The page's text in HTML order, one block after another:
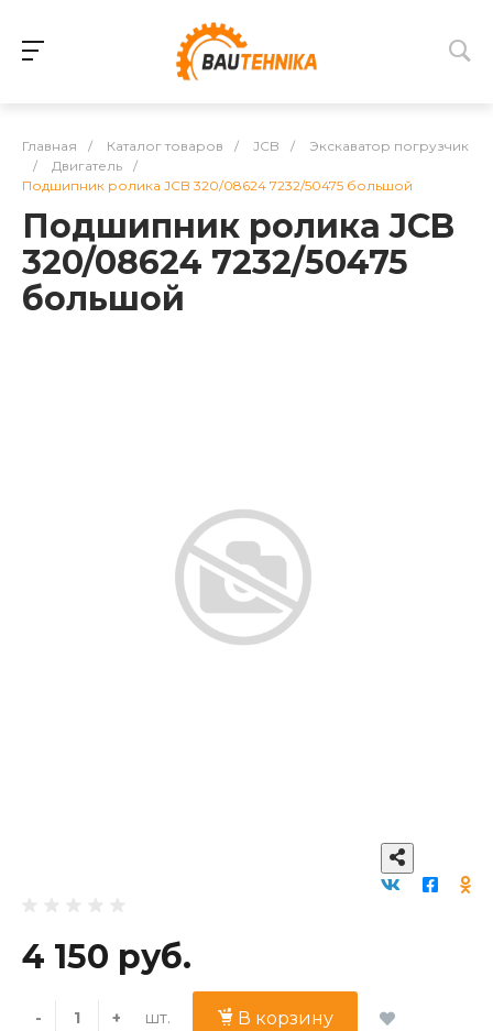
Главная / Каталог товаров / JCB /
Экскаватор погрузчик
/
Двигатель
/
Подшипник ролика JCB 320/08624 7232/50475 большой
Подшипник ролика JCB
320/08624 7232/50475
большой
4 150 руб.
- + шт. В корзину